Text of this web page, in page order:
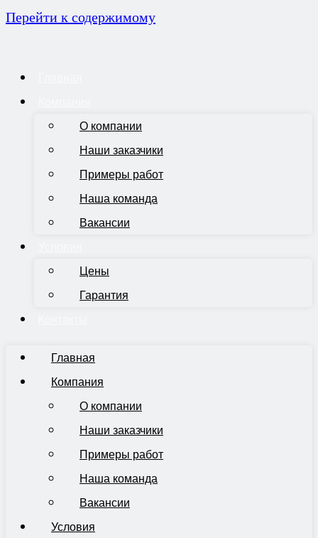
Перейти к содержимому
О компании
Наши заказчики
Примеры работ
Наша команда
Вакансии
Цены
Гарантия
Главная
Компания
О компании
Наши заказчики
Примеры работ
Наша команда
Вакансии
Условия